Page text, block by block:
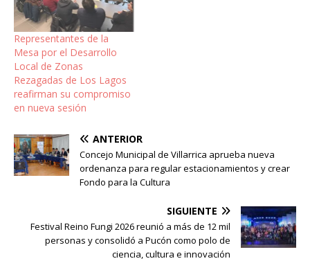
Representantes de la
Mesa por el Desarrollo
Local de Zonas
Rezagadas de Los Lagos
reafirman su compromiso
en nueva sesión
ANTERIOR
Concejo Municipal de Villarrica aprueba nueva
ordenanza para regular estacionamientos y crear
Fondo para la Cultura
SIGUIENTE
Festival Reino Fungi 2026 reunió a más de 12 mil
personas y consolidó a Pucón como polo de
ciencia, cultura e innovación